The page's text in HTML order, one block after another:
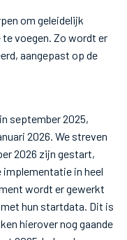
om geleidelijk
voegen. Zo wordt er
aangepast op de
september 2025,
2026. We streven
2026 zijn gestart,
in heel
wordt er gewerkt
hun startdata. Dit is
hierover nog gaande